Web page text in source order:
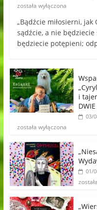
została wyłączona
„Bądźcie miłosierni,
sądźcie, a nie
będziecie potępieni;
i
03/
została wyłączona
01/